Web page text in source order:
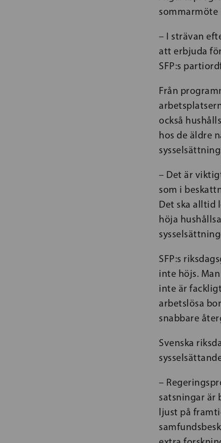
sommarmöte
– I strävan
att erbjuda
SFP:s
Från
också
hos de äldre
– Det är
som i
Det ska alltid
höja
SFP:s
inte höjs.
inte är
arbetslösa
snabbare
Svenska
–
satsningar är
ljust på